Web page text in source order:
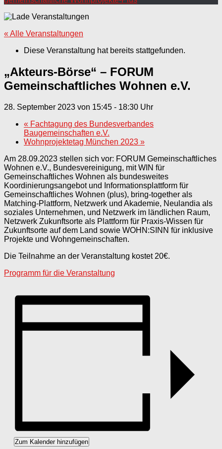
« Alle Veranstaltungen
Diese Veranstaltung hat bereits stattgefunden.
„Akteurs-Börse“ – FORUM
Gemeinschaftliches Wohnen e.V.
28. September 2023 von 15:45 - 18:30
« Fachtagung des Bundesverbandes
Baugemeinschaften e.V.
Wohnprojektetag München 2023 »
Am 28.09.2023 stellen sich vor: FORUM Gemeinschaftliches
Wohnen e.V., Bundesvereinigung, mit WIN für
Gemeinschaftliches Wohnen als bundesweites
Koordinierungsangebot und Informationsplattform für
Gemeinschaftliches Wohnen (plus), bring-together als
Matching-Plattform, Netzwerk und Akademie, Neulandia als
soziales Unternehmen, und Netzwerk im ländlichen Raum,
Netzwerk Zukunftsorte als Plattform für Praxis-Wissen für
Zukunftsorte auf dem Land sowie WOHN:SINN für inklusive
Projekte und Wohngemeinschaften.
Die Teilnahme an der Veranstaltung kostet 20€.
Programm für die Veranstaltung
Zum Kalender hinzufügen